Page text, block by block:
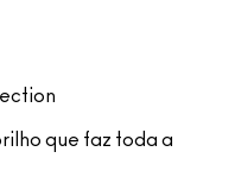
que faz toda a